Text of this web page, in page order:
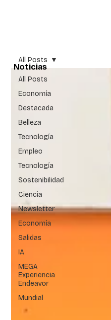
All Posts
Economía
Destacada
Belleza
Tecnología
Empleo
Tecnología
Sostenibilidad
Ciencia
Newsletter
Economía
Salidas
IA
MEGA
Experiencia
Endeavor
Mundial
All Posts
Noticias